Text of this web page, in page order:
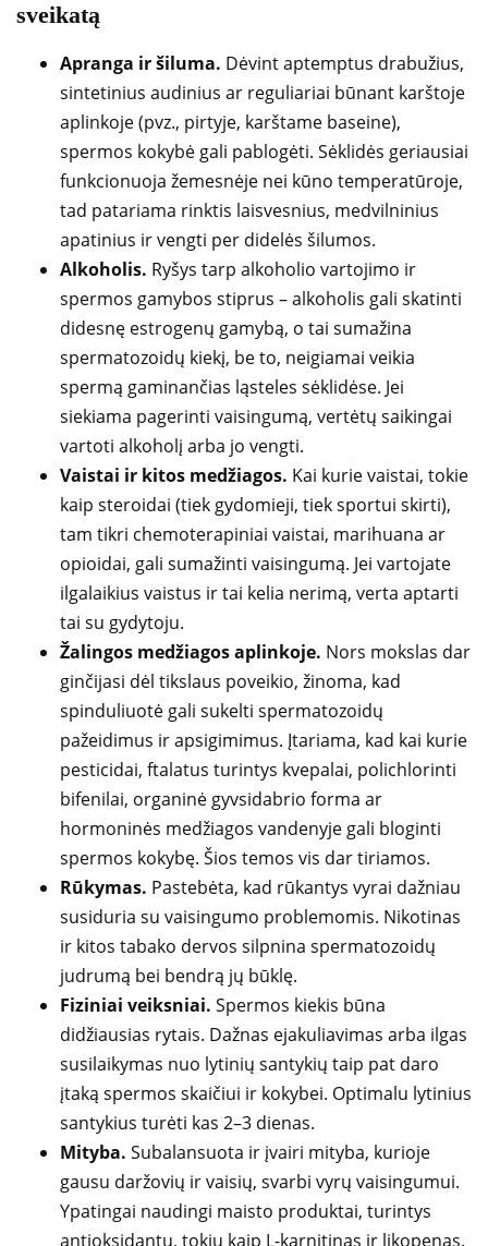
sveikatą
Apranga ir šiluma. Dėvint aptemptus drabužius,
sintetinius audinius ar reguliariai būnant karštoje
aplinkoje (pvz., pirtyje, karštame baseine),
spermos kokybė gali pablogėti. Sėklidės geriausiai
funkcionuoja žemesnėje nei kūno temperatūroje,
tad patariama rinktis laisvesnius, medvilninius
apatinius ir vengti per didelės šilumos.
Alkoholis. Ryšys tarp alkoholio vartojimo ir
spermos gamybos stiprus – alkoholis gali skatinti
didesnę estrogenų gamybą, o tai sumažina
spermatozoidų kiekį, be to, neigiamai veikia
spermą gaminančias ląsteles sėklidėse. Jei
siekiama pagerinti vaisingumą, vertėtų saikingai
vartoti alkoholį arba jo vengti.
Vaistai ir kitos medžiagos. Kai kurie vaistai, tokie
kaip steroidai (tiek gydomieji, tiek sportui skirti),
tam tikri chemoterapiniai vaistai, marihuana ar
opioidai, gali sumažinti vaisingumą. Jei vartojate
ilgalaikius vaistus ir tai kelia nerimą, verta aptarti
tai su gydytoju.
Žalingos medžiagos aplinkoje. Nors mokslas dar
ginčijasi dėl tikslaus poveikio, žinoma, kad
spinduliuotė gali sukelti spermatozoidų
pažeidimus ir apsigimimus. Įtariama, kad kai kurie
pesticidai, ftalatus turintys kvepalai, polichlorinti
bifenilai, organinė gyvsidabrio forma ar
hormoninės medžiagos vandenyje gali bloginti
spermos kokybę. Šios temos vis dar tiriamos.
Rūkymas. Pastebėta, kad rūkantys vyrai dažniau
susiduria su vaisingumo problemomis. Nikotinas
ir kitos tabako dervos silpnina spermatozoidų
judrumą bei bendrą jų būklę.
Fiziniai veiksniai. Spermos kiekis būna
didžiausias rytais. Dažnas ejakuliavimas arba ilgas
susilaikymas nuo lytinių santykių taip pat daro
įtaką spermos skaičiui ir kokybei. Optimalu lytinius
santykius turėti kas 2–3 dienas.
Mityba. Subalansuota ir įvairi mityba, kurioje
gausu daržovių ir vaisių, svarbi vyrų vaisingumui.
Ypatingai naudingi maisto produktai, turintys
antioksidantų, tokių kaip L-karnitinas ir likopenas.